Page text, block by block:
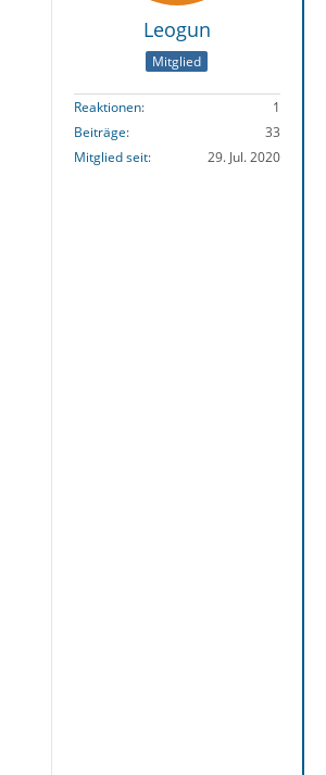
Leogun
Mitglied
Reaktionen
1
Beiträge
33
Mitglied seit
29. Jul. 2020